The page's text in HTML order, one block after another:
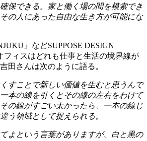
保できる。家と働く場の間を模索でき
の人にあった自由な生き方が可能にな
』などSUPPOSE DESIGN
フィスはどれも仕事と生活の境界線が
田さんは次のように語る。
くすことで新しい価値を生むと思うんで
本の線を引くとその線の左右をわけて
の線がすごい太かったら、一本の線じ
う領域として捉えられる。
よという言葉がありますが、白と黒の